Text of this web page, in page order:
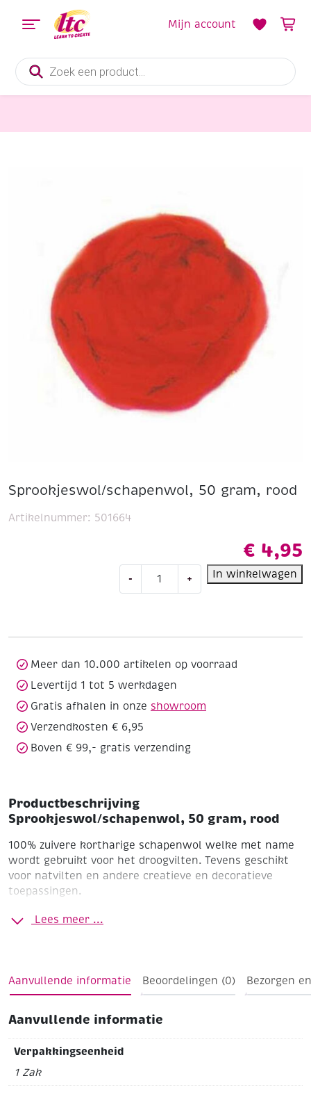
Producten
zoeken
Mijn account
Sprookjeswol/schapenwol, 50 gram, rood
€ 4,95
-
Sprookjeswol/schapenwol,
+ In winkelwagen
Artikelnummer: 501664
Meer dan 10.000 artikelen op voorraad
Levertijd 1 tot 5 werkdagen
Gratis afhalen in onze showroom
Verzendkosten € 6,95
Boven € 99,- gratis verzending
Productbeschrijving
Sprookjeswol/schapenwol, 50 gram, rood
100% zuivere kortharige schapenwol welke met name
wordt gebruikt voor het droogvilten. Tevens geschikt
voor natvilten en andere creatieve en decoratieve
toepassingen.
Rood Zak à 50 gram
Lees meer ...
Aanvullende informatie Beoordelingen (0) Bezorgen
Aanvullende informatie
Verpakkingseenheid
1 Zak